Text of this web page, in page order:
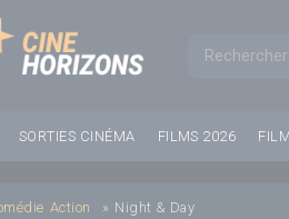
SORTIES CINÉMA FILMS 2026
Action » Night & Day